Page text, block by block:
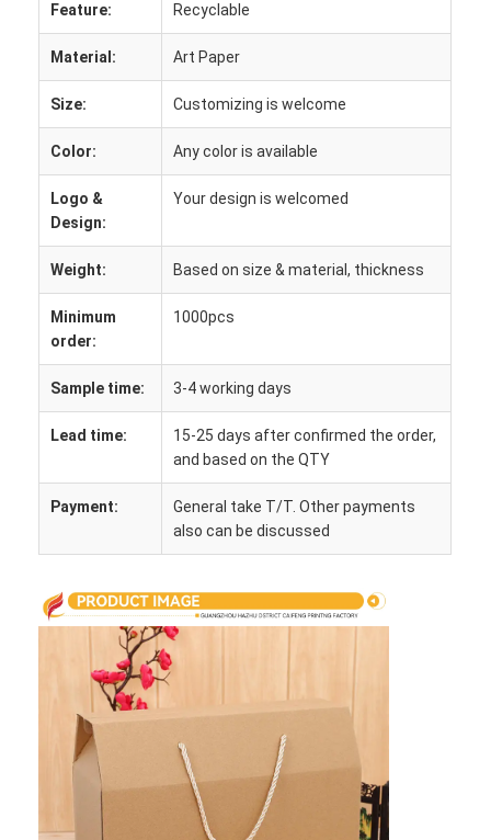
À la maison
Produits
À propos de nous
Visite de l'usine
Contrôle de qualité
Contactez-nous
Nouvelles
Impression de boîtes d'emballage
Boîte de empaquetage cosmétique
Boîte d'emballage électronique
sacs de papier de cadeau
Boîte-cadeau rigide
Feature: Recyclable
Material: Art Paper
Size: Customizing is welcome
Color: Any color is available
Logo &
Design:
Your design is welcomed
Weight: Based on size & material, thickness
Minimum
order:
1000pcs
Sample time: 3-4 working days
Lead time:
15-25 days after confirmed the order,
and based on the QTY
Payment:
General take T/T. Other payments
also can be discussed